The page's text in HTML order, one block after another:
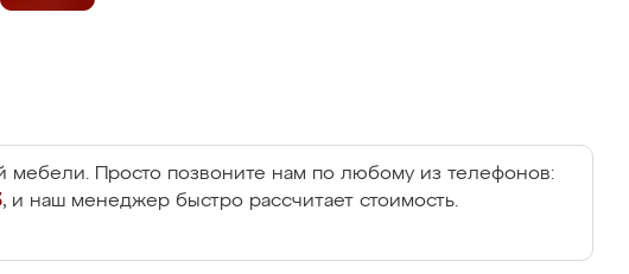
мебели. Просто позвоните нам по любому из телефонов:
, и наш менеджер быстро рассчитает стоимость.